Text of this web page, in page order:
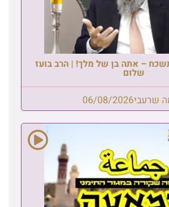
– אתה בן של מלך! | הרב בועז
שלום
שרעבי06/08/2026